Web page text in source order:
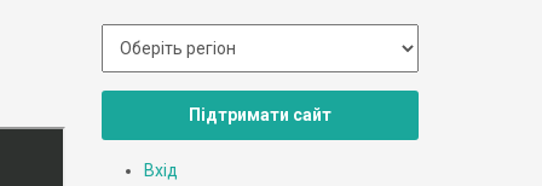
Підтримати сайт
Вхід